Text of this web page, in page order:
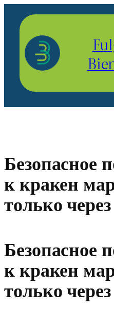
contenu
Безопасное
к кракен
только
Безопасное
к кракен
только